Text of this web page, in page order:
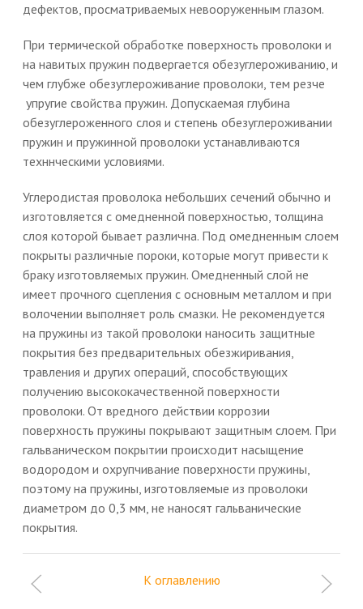
дефектов, просматриваемых невооруженным глазом.
При термической обработке поверхность проволоки и
на навитых пружин подвергается обезуглероживанию, и
чем глубже обезуглероживание проволоки, тем резче
упругие свойства пружин. Допускаемая глубина
обезуглероженного слоя и степень обезуглероживании
пружин и пружинной проволоки устанавливаются
техннческими условиями.
Углеродистая проволока небольших сечений обычно и
изготовляется с омедненной поверхностью, толщина
слоя которой бывает различна. Под омедненным слоем
покрыты различные пороки, которые могут привести к
браку изготовляемых пружин. Омедненный слой не
имеет прочного сцепления с основным металлом и при
волочении выполняет роль смазки. Не рекомендуется
на пружины из такой проволоки наносить защитные
покрытия без предварительных обезжиривания,
травления и других операций, способствующих
получению высококачественной поверхности
проволоки. От вредного действии коррозии
поверхность пружины покрывают защитным слоем. При
гальваническом покрытии происходит насыщение
водородом и охрупчивание поверхности пружины,
поэтому на пружины, изготовляемые из проволоки
диаметром до 0,3 мм, не наносят гальванические
покрытия.
К оглавлению